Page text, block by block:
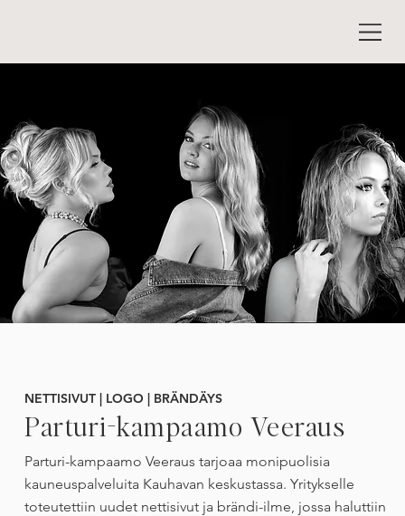
NETTISIVUT | LOGO | BRÄNDÄYS
Parturi-kampaamo Veeraus
Parturi-kampaamo Veeraus tarjoaa monipuolisia
kauneuspalveluita Kauhavan keskustassa. Yritykselle
toteutettiin uudet nettisivut ja brändi-ilme, jossa haluttiin